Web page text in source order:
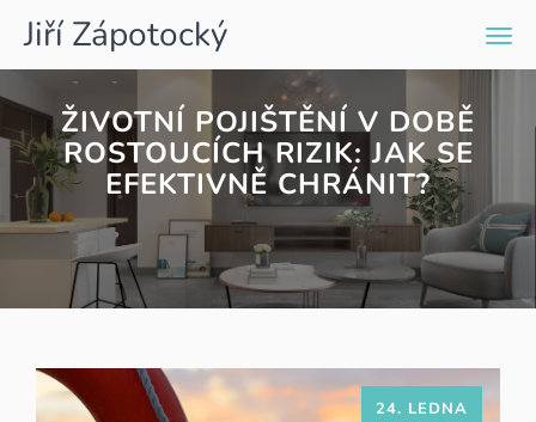
Jiří Zápotocký
ŽIVOTNÍ POJIŠTĚNÍ V DOBĚ
ROSTOUCÍCH RIZIK: JAK SE
EFEKTIVNĚ CHRÁNIT?
24. LEDNA